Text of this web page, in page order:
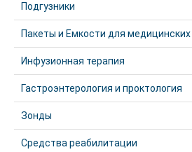
Подгузники
Пакеты и Емкости для
Инфузионная терапия
Гастроэнтерология и проктология
Зонды
Средства реабилитации